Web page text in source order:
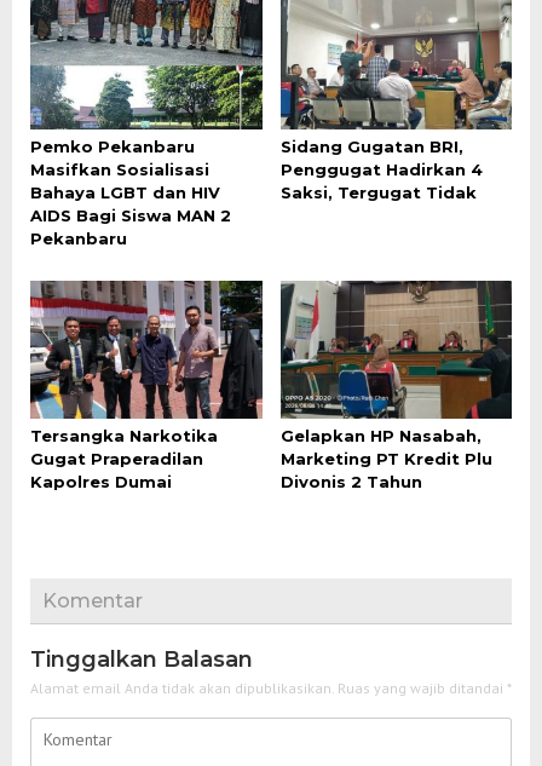
‎Pemko Pekanbaru
Masifkan Sosialisasi
Bahaya LGBT dan HIV
AIDS Bagi Siswa MAN 2
Pekanbaru
Sidang Gugatan BRI,
Penggugat Hadirkan 4
Saksi, Tergugat Tidak
Tersangka Narkotika
Gugat Praperadilan
Kapolres Dumai
Gelapkan HP Nasabah,
Marketing PT Kredit Plu
Divonis 2 Tahun
Komentar
Tinggalkan Balasan
Alamat email Anda tidak akan dipublikasikan. Ruas yang wajib ditandai *